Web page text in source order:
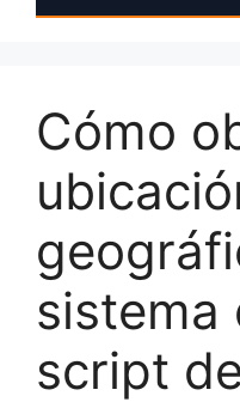
Cómo
sistema
script